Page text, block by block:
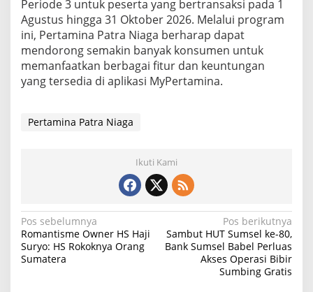
Periode 3 untuk peserta yang bertransaksi pada 1
Agustus hingga 31 Oktober 2026. Melalui program
ini, Pertamina Patra Niaga berharap dapat
mendorong semakin banyak konsumen untuk
memanfaatkan berbagai fitur dan keuntungan
yang tersedia di aplikasi MyPertamina.
Pertamina Patra Niaga
Ikuti Kami
N
a
v
Pos sebelumnya
Romantisme Owner HS Haji
Suryo: HS Rokoknya Orang
Sumatera
Pos berikutnya
Sambut HUT Sumsel ke-80,
Bank Sumsel Babel Perluas
Akses Operasi Bibir
Sumbing Gratis